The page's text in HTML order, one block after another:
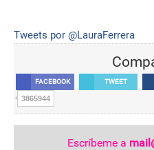
Tweets por @LauraFerrera
FACEBOOK TWEET
3865944
Escríbeme a